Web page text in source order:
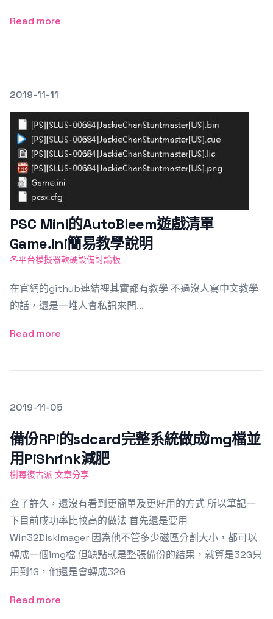
Read more
發文於
2019-11-11
PSC Mini的AutoBleem遊戲清單
Game.ini簡易教學說明
各平台模擬器軟硬設備討論板
在官網的github連結裡其實都有教學 不過沒人寫中文教學
的話，還是一堆人會私訊來問...
Read more
發文於
2019-11-05
備份RPi的sdcard完整系統做成img檔並
用PiShrink減肥
樹莓復古派 文章分享
查了許久，還沒有看到更簡單及更好用的方式 所以筆記一
下目前成功率比較高的做法 首先還是要用
Win32DiskImager 因為他不管多少磁區分割大小，都可以
轉成一個img檔 但缺點就是整張備份的結果，就算是32G只
用到1G，他還是會轉成32G
Read more